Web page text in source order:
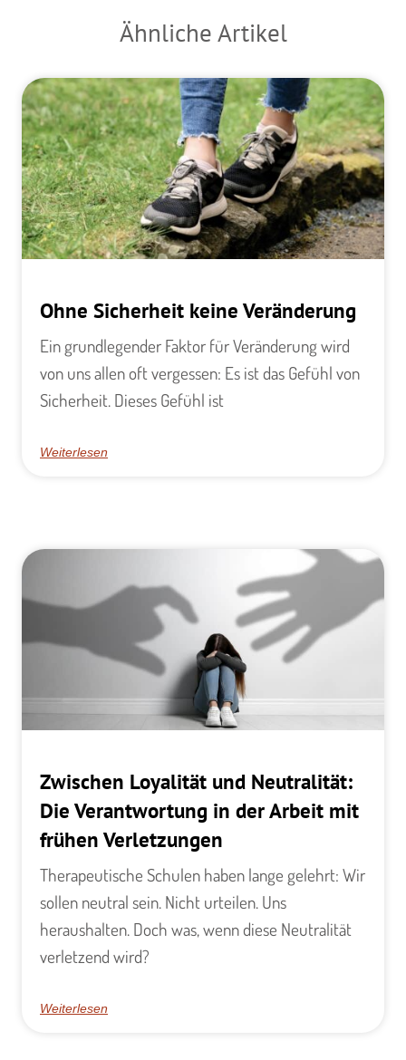
Ähnliche Artikel
Ohne Sicherheit keine Veränderung
Ein grundlegender Faktor für Veränderung wird
von uns allen oft vergessen: Es ist das Gefühl von
Sicherheit. Dieses Gefühl ist
Weiterlesen
Zwischen Loyalität und Neutralität:
Die Verantwortung in der Arbeit mit
frühen Verletzungen
Therapeutische Schulen haben lange gelehrt: Wir
sollen neutral sein. Nicht urteilen. Uns
heraushalten. Doch was, wenn diese Neutralität
verletzend wird?
Weiterlesen